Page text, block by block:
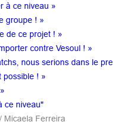
à ce niveau »
groupe ! »
de ce projet ! »
contre Vesoul ! »
nous serions dans le
possible ! »
ce niveau"
Micaela Ferreira